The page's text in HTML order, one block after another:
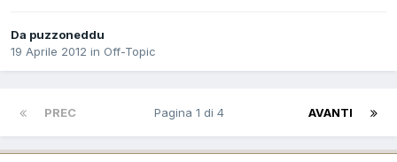
Da puzzoneddu
19 Aprile 2012 in Off-Topic
PREC AVANTI
Pagina 1 di 4